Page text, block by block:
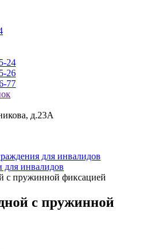
24
26
77
д.23А
для инвалидов
инвалидов
с пружинной фиксацией
с пружинной